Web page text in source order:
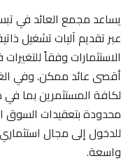
يساعد مجمع العائد في
عبر تقديم آليات تشغيل
الاستثمارات وفقاً
أقصى عائد ممكن. وفي
لكافة المستثمرين بما في
محدودة بتعقيدات السوق
للدخول إلى مجال
واسعة.